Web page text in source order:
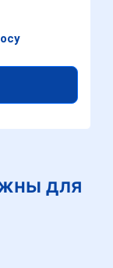
для